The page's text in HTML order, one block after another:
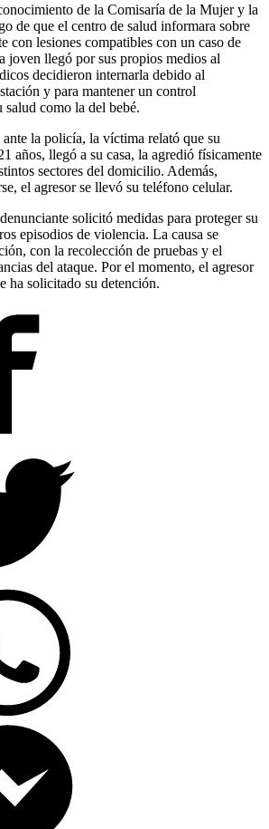
de la Comisaría de la Mujer y la
de que el centro de salud informara sobre
con lesiones compatibles con un caso de
joven llegó por sus propios medios al
decidieron internarla debido al
y para mantener un control
salud como la del bebé.
la policía, la víctima relató que su
años, llegó a su casa, la agredió físicamente
sectores del domicilio. Además,
el agresor se llevó su teléfono celular.
solicitó medidas para proteger su
episodios de violencia. La causa se
con la recolección de pruebas y el
del ataque. Por el momento, el agresor
ha solicitado su detención.